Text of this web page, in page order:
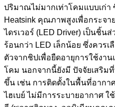
ปริมาณไม่มากเท่าโคมแบบเก่า
Heatsink คุณภาพสูงเพื่อกระจา
ไดรเวอร์ (LED Driver) เป็นชิ้น
ร้อนกว่า LED เล็กน้อย ซึ่งควร
ตัวจากชิปเพื่อยืดอายุการใช้งา
โคม นอกจากนี้ยังมี ปัจจัยเสริม
ขึ้น เช่น การติดตั้งในพื้นที่อากา
ไฮเบย์ ไม่มีการระบายอากาศ